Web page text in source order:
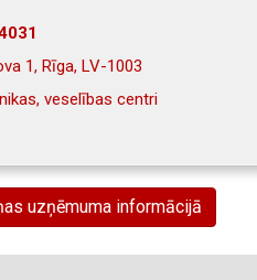
1, Rīga, LV-1003
veselības centri
uzņēmuma informācijā